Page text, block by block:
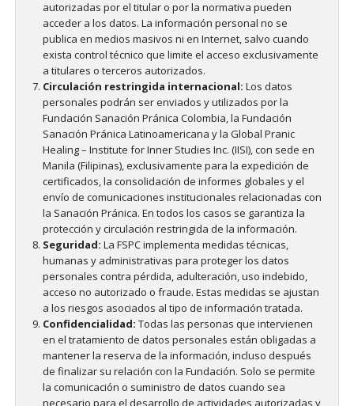
autorizadas por el titular o por la normativa pueden
acceder a los datos. La información personal no se
publica en medios masivos ni en Internet, salvo cuando
exista control técnico que limite el acceso exclusivamente
a titulares o terceros autorizados.
Circulación restringida internacional: Los datos
personales podrán ser enviados y utilizados por la
Fundación Sanación Pránica Colombia, la Fundación
Sanación Pránica Latinoamericana y la Global Pranic
Healing – Institute for Inner Studies Inc. (IISI), con sede en
Manila (Filipinas), exclusivamente para la expedición de
certificados, la consolidación de informes globales y el
envío de comunicaciones institucionales relacionadas con
la Sanación Pránica. En todos los casos se garantiza la
protección y circulación restringida de la información.
Seguridad:La FSPC implementa medidas técnicas,
humanas y administrativas para proteger los datos
personales contra pérdida, adulteración, uso indebido,
acceso no autorizado o fraude. Estas medidas se ajustan
a los riesgos asociados al tipo de información tratada.
Confidencialidad:Todas las personas que intervienen
en el tratamiento de datos personales están obligadas a
mantener la reserva de la información, incluso después
de finalizar su relación con la Fundación. Solo se permite
la comunicación o suministro de datos cuando sea
necesario para el desarrollo de actividades autorizadas y